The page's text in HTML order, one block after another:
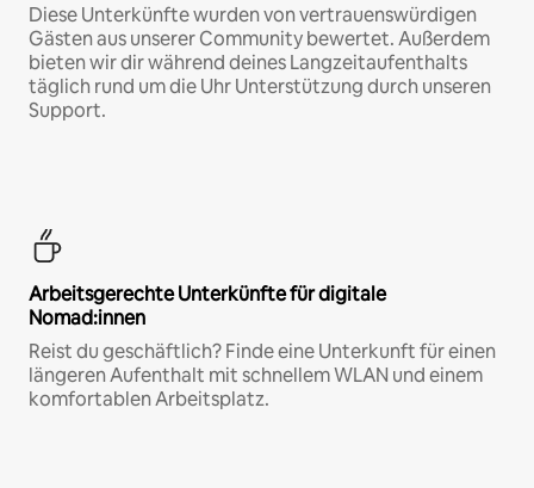
Diese Unterkünfte wurden von vertrauenswürdigen
Gästen aus unserer Community bewertet. Außerdem
bieten wir dir während deines Langzeitaufenthalts
täglich rund um die Uhr Unterstützung durch unseren
Support.
Arbeitsgerechte Unterkünfte für digitale
Nomad:innen
Reist du geschäftlich? Finde eine Unterkunft für einen
längeren Aufenthalt mit schnellem WLAN und einem
komfortablen Arbeitsplatz.